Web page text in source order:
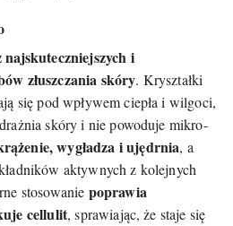
najskuteczniejszych i
złuszczania skóry. Kryształki
się pod wpływem ciepła i wilgoci,
skóry i nie powoduje mikro-
wygładza i ujędrnia, a
aktywnych z kolejnych
stosowanie poprawia
cellulit, sprawiając, że staje się